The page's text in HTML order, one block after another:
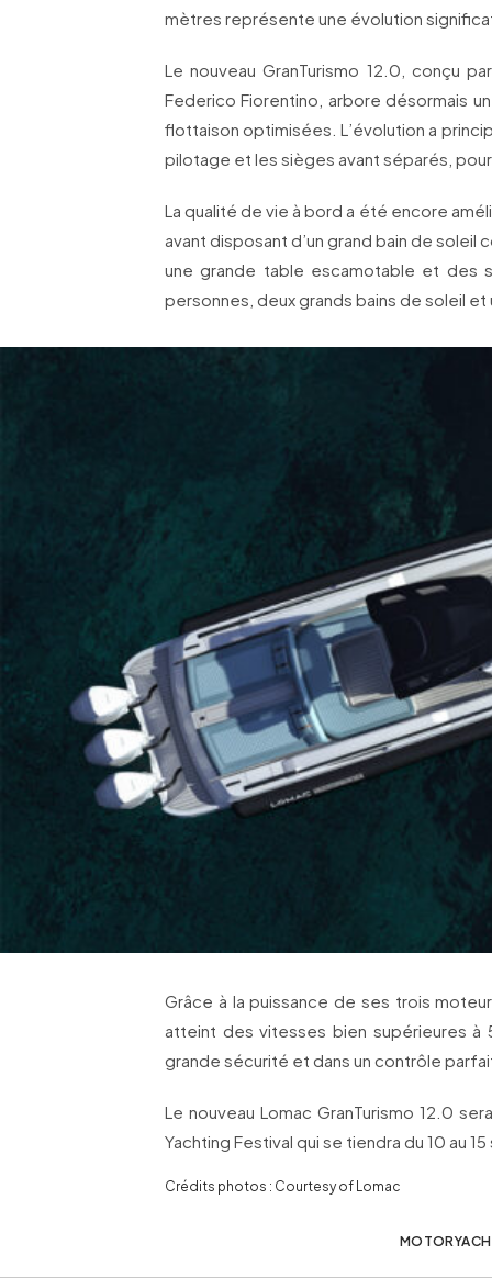
mètres représente une évolution
Le nouveau GranTurismo 12.0, conçu
Federico Fiorentino, arbore désormais
flottaison optimisées. L’évolution a
pilotage et les sièges avant séparés,
La qualité de vie à bord a été encore
avant disposant d’un grand bain de soleil
une grande table escamotable et des
personnes, deux grands bains de soleil
Grâce à la puissance de ses trois
atteint des vitesses bien supérieures à
grande sécurité et dans un contrôle
Le nouveau Lomac GranTurismo 12.0
Yachting Festival qui se tiendra du 10 au
Crédits photos : Courtesy of Lomac